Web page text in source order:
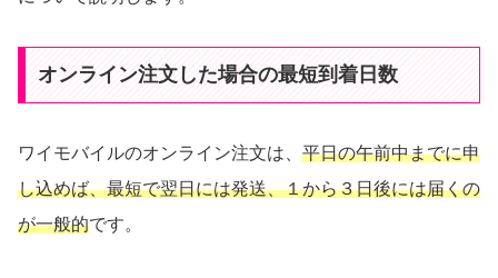
オンライン注文した場合の最短到着日数
ワイモバイルのオンライン注文は、 平日の午前中までに申
し込めば、最短で翌日には発送、１から３日後には届くの
が一般的です。